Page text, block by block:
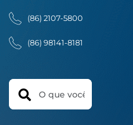
(86) 2107-5800
(86) 98141-8181
Search